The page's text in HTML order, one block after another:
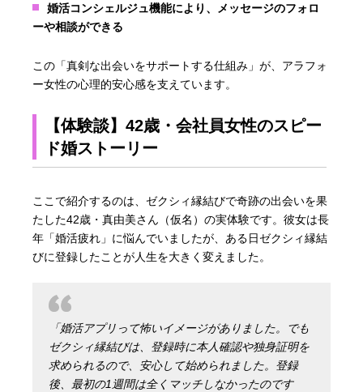
婚活コンシェルジュ機能により、メッセージのフォロ
ーや相談ができる
この「真剣な出会いをサポートする仕組み」が、アラフォ
ー女性の心理的安心感を支えています。
【体験談】42歳・会社員女性のスピー
ド婚ストーリー
ここで紹介するのは、ゼクシィ縁結びで奇跡の出会いを果
たした42歳・真由美さん（仮名）の実体験です。彼女は長
年「婚活疲れ」に悩んでいましたが、ある日ゼクシィ縁結
びに登録したことが人生を大きく変えました。
「婚活アプリって怖いイメージがありました。でも
ゼクシィ縁結びは、登録時に本人確認や独身証明を
求められるので、安心して始められました。登録
後、最初の1週間は全くマッチしなかったのです